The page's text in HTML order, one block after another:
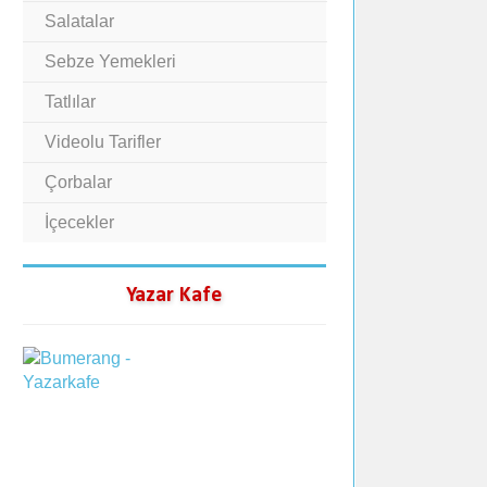
Salatalar
Sebze Yemekleri
Tatlılar
Videolu Tarifler
Çorbalar
İçecekler
Yazar Kafe